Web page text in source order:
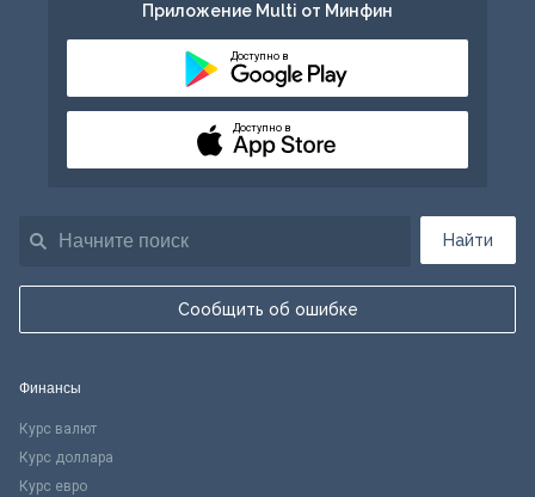
Найти
Сообщить об ошибке
Приложение Multi от Минфин
Доступно в
Доступно в
Финансы
Курс валют
Курс доллара
Курс евро